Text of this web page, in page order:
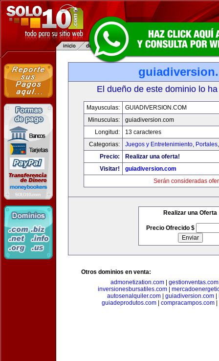
El dueño de este dominio lo
Mayusculas:
GUIADIVERSION.COM
Minusculas:
guiadiversion.com
Longitud:
13 caracteres
Categorias:
Juegos y Entretenimiento, Portales
Precio:
Realizar una oferta!
Visitar!
guiadiversion.com
Serán consideradas
Realizar una Oferta
Precio Ofrecido $
Otros dominios en venta:
admonetization.com| gestionventas.com
inversionesbursatiles.com|
autosenalquiler.com| guiadiversion.com|
guiadeprodutos.com| compracampos.com|